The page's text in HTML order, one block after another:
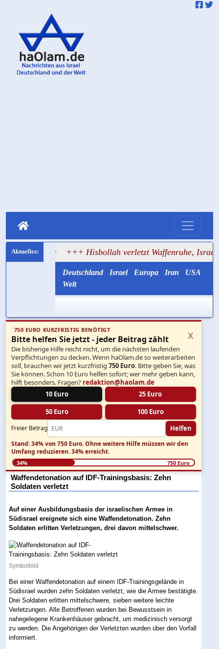
+++ Hisbollah verletzt Waffenruhe, Israel greift im
Deutschland Israel Europa Iran
USA
Welt
750 EURO KURZFRISTIG BENÖTIGT
Bitte helfen Sie jetzt - jeder Beitrag zählt
Die bisherige Hilfe reicht nicht, um die nächsten laufenden
Verpflichtungen zu decken. Wenn haOlam.de so weiterarbeiten
soll, brauchen wir jetzt kurzfristig750 Euro. Bitte geben Sie, was
Sie können. Schon 10 Euro helfen sofort; wer mehr geben kann,
hilft besonders. Fragen? redaktion@haolam.de
10 Euro
25 Euro
50 Euro 100 Euro
Freier Betrag Helfen
x
Stand: 34% von 750 Euro.Ohne weitere Hilfe müssen wir den
Umfang reduzieren.34% erreicht.
34% 750 Euro
Waffendetonation auf IDF-Trainingsbasis: Zehn
Soldaten verletzt
Auf einer Ausbildungsbasis der israelischen Armee in
Südisrael ereignete sich eine Waffendetonation. Zehn
Soldaten erlitten Verletzungen, drei davon mittelschwer.
Symbolbild
Bei einer Waffendetonation auf einem IDF-Trainingsgelände in
Südisrael wurden zehn Soldaten verletzt, wie die Armee bestätigte.
Drei Soldaten erlitten mittelschwere, sieben weitere leichte
Verletzungen. Alle Betroffenen wurden bei Bewusstsein in
nahegelegene Krankenhäuser gebracht, um medizinisch versorgt
zu werden. Die Angehörigen der Verletzten wurden über den Vorfall
informiert.